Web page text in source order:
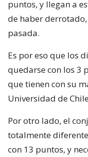
puntos, y llegan a
de haber
pasada.
Es por eso que los
quedarse con los 3
que tienen con su
Universidad de
Por otro lado, el
totalmente
con 13 puntos, y